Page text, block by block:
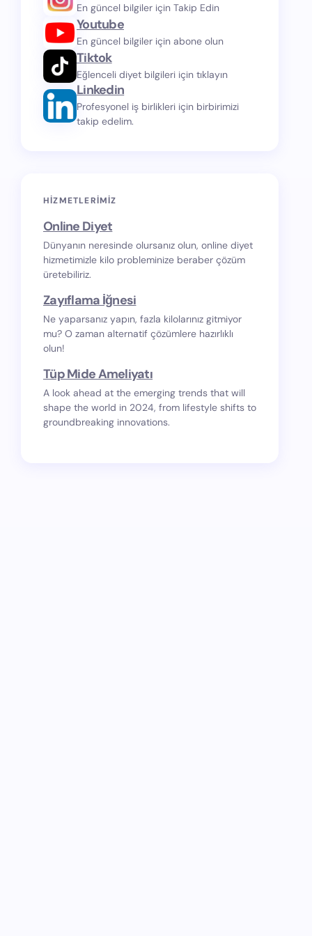
En güncel bilgiler için Takip Edin
Youtube
En güncel bilgiler için abone olun
Tiktok
Eğlenceli diyet bilgileri için tıklayın
Linkedin
Profesyonel iş birlikleri için birbirimizi
takip edelim.
HIZMETLERIMIZ
Online Diyet
Dünyanın neresinde olursanız olun, online diyet
hizmetimizle kilo probleminize beraber çözüm
üretebiliriz.
Zayıflama İğnesi
Ne yaparsanız yapın, fazla kilolarınız gitmiyor
mu? O zaman alternatif çözümlere hazırlıklı
olun!
Tüp Mide Ameliyatı
A look ahead at the emerging trends that will
shape the world in 2024, from lifestyle shifts to
groundbreaking innovations.